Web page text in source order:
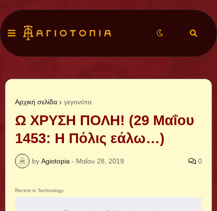
Αρχική σελίδα γεγονότα
Ω ΧΡΥΣΗ ΠΟΛΗ! (29 Μαΐου
1453: Η Πόλις εάλω…)
by Agiotopia - Μαΐου 28, 2019 0
Recent in Technology